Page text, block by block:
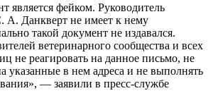
является фейком. Руководитель
А. Данкверт не имеет к нему
такой документ не издавался.
ветеринарного сообщества и всех
не реагировать на данное письмо, не
указанные в нем адреса и не выполнять
— заявили в пресс-службе